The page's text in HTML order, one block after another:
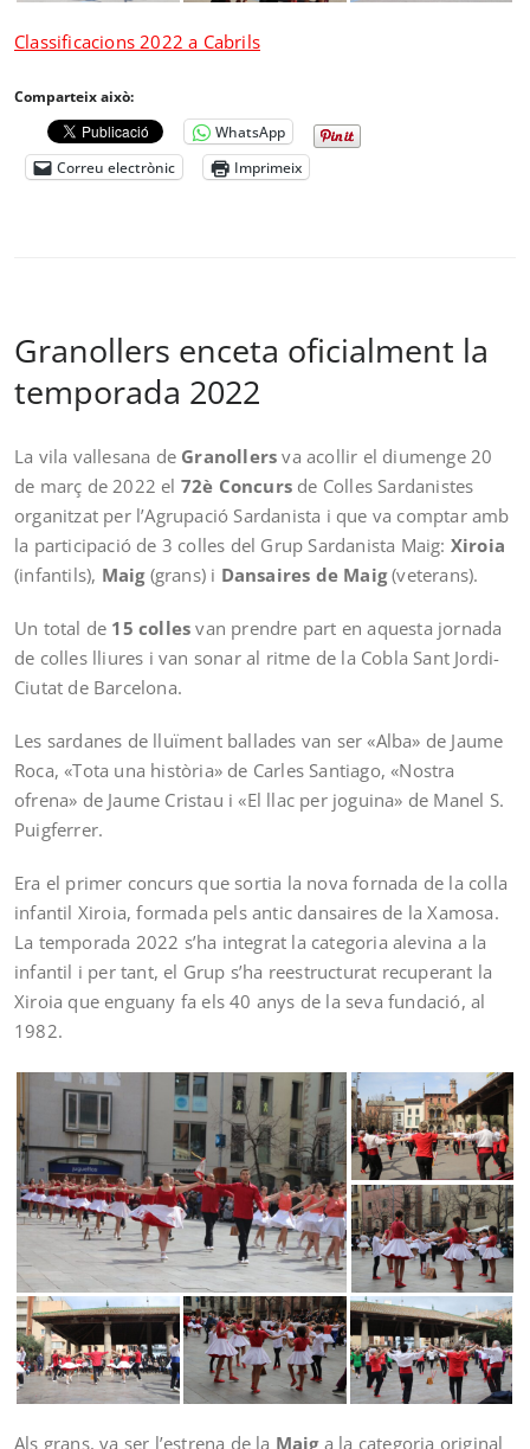
Classificacions 2022 a Cabrils
Comparteix això:
WhatsApp
Correu electrònic
Imprimeix
Granollers enceta oficialment la
temporada 2022
La vila vallesana de Granollers va acollir el diumenge 20
de març de 2022 el 72è Concurs de Colles Sardanistes
organitzat per l’Agrupació Sardanista i que va comptar amb
la participació de 3 colles del Grup Sardanista Maig: Xiroia
(infantils), Maig(grans) i Dansaires de Maig(veterans).
Un total de 15 colles van prendre part en aquesta jornada
de colles lliures i van sonar al ritme de la Cobla Sant Jordi-
Ciutat de Barcelona.
Les sardanes de lluïment ballades van ser «Alba» de Jaume
Roca, «Tota una història» de Carles Santiago, «Nostra
ofrena» de Jaume Cristau i «El llac per joguina» de Manel S.
Puigferrer.
Era el primer concurs que sortia la nova fornada de la colla
infantil Xiroia, formada pels antic dansaires de la Xamosa.
La temporada 2022 s’ha integrat la categoria alevina a la
infantil i per tant, el Grup s’ha reestructurat recuperant la
Xiroia que enguany fa els 40 anys de la seva fundació, al
1982.
Als grans, va ser l’estrena de la Maiga la categoria original